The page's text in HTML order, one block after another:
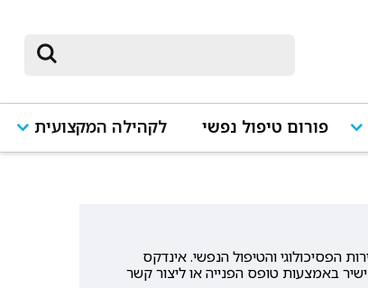
פורום טיפול נפשי לקהילה המקצועית
והטיפול הנפשי. אינדקס
באמצעות טופס הפנייה או ליצור קשר